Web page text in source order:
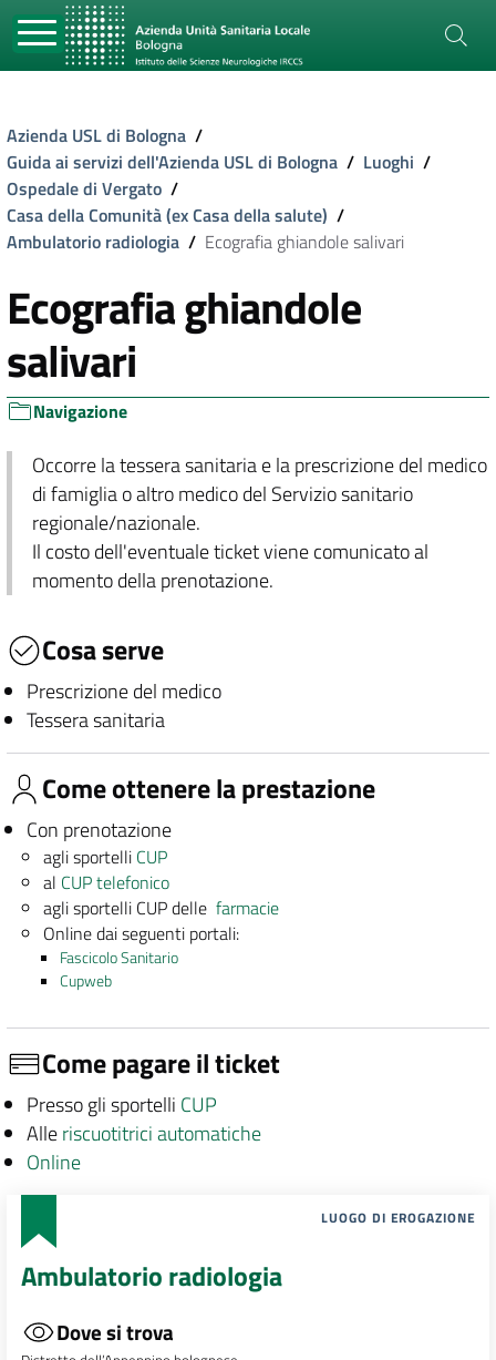
Azienda USL di Bologna /
Guida ai servizi dell'Azienda USL di Bologna / Luoghi /
Ospedale di Vergato /
Casa della Comunità (ex Casa della salute) /
Ambulatorio radiologia / Ecografia ghiandole salivari
Ecografia ghiandole
salivari
Navigazione
Occorre la tessera sanitaria e la prescrizione del medico
di famiglia o altro medico del Servizio sanitario
regionale/nazionale.
Il costo dell'eventuale ticket viene comunicato al
momento della prenotazione.
Cosa serve
Prescrizione del medico
Tessera sanitaria
Come ottenere la prestazione
Con prenotazione
agli sportelli CUP
al CUP telefonico
agli sportelli CUP dellefarmacie
Online dai seguenti portali:
Fascicolo Sanitario
Cupweb
Come pagare il ticket
Presso gli sportelli CUP
Alleriscuotitrici automatiche
Online
LUOGO DI EROGAZIONE
Ambulatorio radiologia
Dove si trova